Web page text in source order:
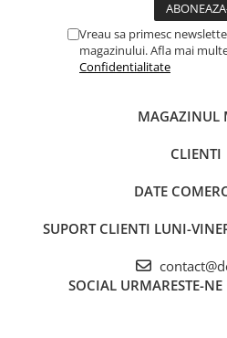
Vreau sa primesc
magazinului. Afla mai
Confidentialitate
MAGAZINUL
CLIENTI
DATE
SUPORT CLIENTI LUNI-
SOCIAL URMARESTE-